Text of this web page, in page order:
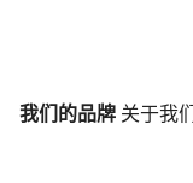
我们的品牌 关于我们